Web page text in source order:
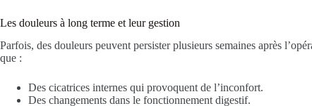
Les douleurs à long terme et leur gestion
Parfois, des douleurs peuvent persister plusieurs semaines après
que :
Des cicatrices internes qui provoquent de l’inconfort.
Des changements dans le fonctionnement digestif.